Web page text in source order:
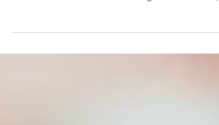
bruiswater te roeren.